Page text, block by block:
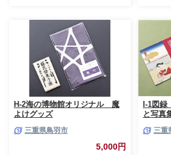
H-2海の博物館オリジナル 魔
よけグッズ
三重県鳥羽市
5,000円
I-1図録
と写真
三重